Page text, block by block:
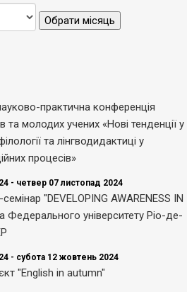
Обрати місяць
практична конференція
та молодих учених «Нові тенденції у
та лінгводидактиці у
процесів»
- четвер 07 листопад 2024
"DEVELOPING AWARENESS IN
Федерального університету Ріо-де-
- субота 12 жовтень 2024
"English in autumn"